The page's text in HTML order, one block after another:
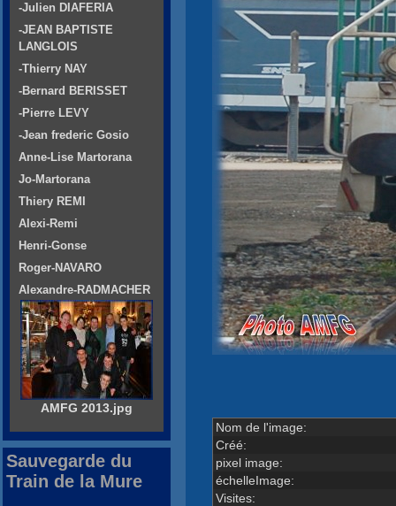
Nom de l'image:
Créé:
pixel image:
échelleImage:
Visites:
-Julien DIAFERIA
-JEAN BAPTISTE
LANGLOIS
-Thierry NAY
-Bernard BERISSET
-Pierre LEVY
-Jean frederic Gosio
Anne-Lise Martorana
Jo-Martorana
Thiery REMI
Alexi-Remi
Henri-Gonse
Roger-NAVARO
Alexandre-RADMACHER
AMFG 2013.jpg
Sauvegarde du
Train de la Mure